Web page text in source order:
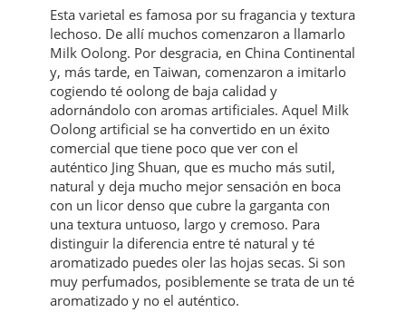
Esta varietal es famosa por su fragancia y textura
lechoso. De allí muchos comenzaron a llamarlo
Milk Oolong. Por desgracia, en China Continental
y, más tarde, en Taiwan, comenzaron a imitarlo
cogiendo té oolong de baja calidad y
adornándolo con aromas artificiales. Aquel Milk
Oolong artificial se ha convertido en un éxito
comercial que tiene poco que ver con el
auténtico Jing Shuan, que es mucho más sutil,
natural y deja mucho mejor sensación en boca
con un licor denso que cubre la garganta con
una textura untuoso, largo y cremoso. Para
distinguir la diferencia entre té natural y té
aromatizado puedes oler las hojas secas. Si son
muy perfumados, posiblemente se trata de un té
aromatizado y no el auténtico.